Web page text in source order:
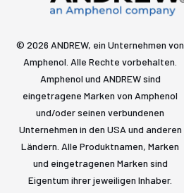
© 2026 ANDREW, ein Unternehmen von
Amphenol. Alle Rechte vorbehalten.
Amphenol und ANDREW sind
eingetragene Marken von Amphenol
und/oder seinen verbundenen
Unternehmen in den USA und anderen
Ländern. Alle Produktnamen, Marken
und eingetragenen Marken sind
Eigentum ihrer jeweiligen Inhaber.